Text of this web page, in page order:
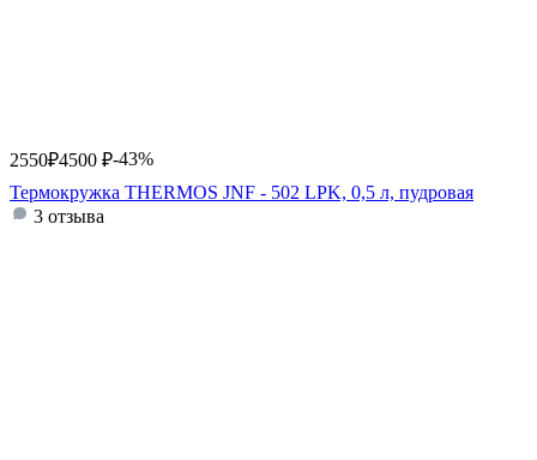
2550₽4500 ₽-43%
Термокружка THERMOS JNF - 502 LPK, 0,5 л, пудровая
3 отзыва